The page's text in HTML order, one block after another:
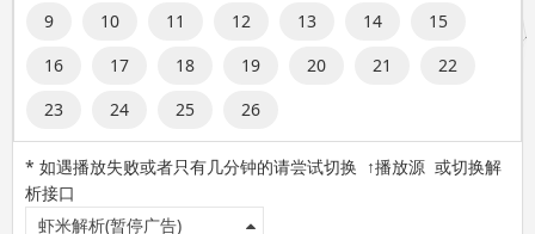
9
10 11 12 13 14
15
16
17 18 19 20 21
22
23
24 25 26
* 如遇播放失败或者只有几分钟的请尝试切换 ↑播放源 或切换解
析接口
虾米解析(暂停广告)